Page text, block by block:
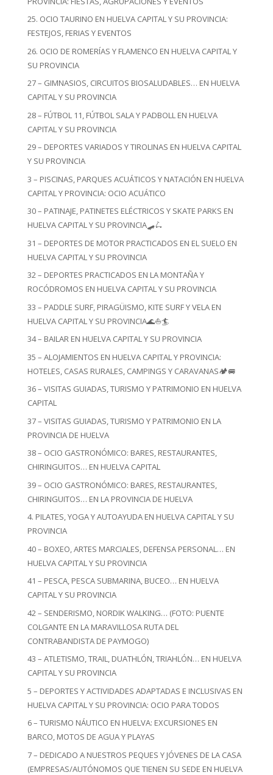
25. OCIO TAURINO EN HUELVA CAPITAL Y SU PROVINCIA:
FESTEJOS, FERIAS Y EVENTOS
26. OCIO DE ROMERÍAS Y FLAMENCO EN HUELVA CAPITAL Y
SU PROVINCIA
27 – GIMNASIOS, CIRCUITOS BIOSALUDABLES… EN HUELVA
CAPITAL Y SU PROVINCIA
28 – FÚTBOL 11, FÚTBOL SALA Y PADBOLL EN HUELVA
CAPITAL Y SU PROVINCIA
29 – DEPORTES VARIADOS Y TIROLINAS EN HUELVA CAPITAL
Y SU PROVINCIA
3 – PISCINAS, PARQUES ACUÁTICOS Y NATACIÓN EN HUELVA
CAPITAL Y PROVINCIA: OCIO ACUÁTICO
30 – PATINAJE, PATINETES ELÉCTRICOS Y SKATE PARKS EN
HUELVA CAPITAL Y SU PROVINCIA🛹🛴
31 – DEPORTES DE MOTOR PRACTICADOS EN EL SUELO EN
HUELVA CAPITAL Y SU PROVINCIA
32 – DEPORTES PRACTICADOS EN LA MONTAÑA Y
ROCÓDROMOS EN HUELVA CAPITAL Y SU PROVINCIA
33 – PADDLE SURF, PIRAGÜISMO, KITE SURF Y VELA EN
HUELVA CAPITAL Y SU PROVINCIA🌊⛵🏄
34 – BAILAR EN HUELVA CAPITAL Y SU PROVINCIA
35 – ALOJAMIENTOS EN HUELVA CAPITAL Y PROVINCIA:
HOTELES, CASAS RURALES, CAMPINGS Y CARAVANAS🏕️🚐
36 – VISITAS GUIADAS, TURISMO Y PATRIMONIO EN HUELVA
CAPITAL
37 – VISITAS GUIADAS, TURISMO Y PATRIMONIO EN LA
PROVINCIA DE HUELVA
38 – OCIO GASTRONÓMICO: BARES, RESTAURANTES,
CHIRINGUITOS… EN HUELVA CAPITAL
39 – OCIO GASTRONÓMICO: BARES, RESTAURANTES,
CHIRINGUITOS… EN LA PROVINCIA DE HUELVA
4. PILATES, YOGA Y AUTOAYUDA EN HUELVA CAPITAL Y SU
PROVINCIA
40 – BOXEO, ARTES MARCIALES, DEFENSA PERSONAL… EN
HUELVA CAPITAL Y SU PROVINCIA
41 – PESCA, PESCA SUBMARINA, BUCEO… EN HUELVA
CAPITAL Y SU PROVINCIA
42 – SENDERISMO, NORDIK WALKING… (FOTO: PUENTE
COLGANTE EN LA MARAVILLOSA RUTA DEL
CONTRABANDISTA DE PAYMOGO)
43 – ATLETISMO, TRAIL, DUATHLÓN, TRIAHLÓN… EN HUELVA
CAPITAL Y SU PROVINCIA
5 – DEPORTES Y ACTIVIDADES ADAPTADAS E INCLUSIVAS EN
HUELVA CAPITAL Y SU PROVINCIA: OCIO PARA TODOS
6 – TURISMO NÁUTICO EN HUELVA: EXCURSIONES EN
BARCO, MOTOS DE AGUA Y PLAYAS
7 – DEDICADO A NUESTROS PEQUES Y JÓVENES DE LA CASA
(EMPRESAS/AUTÓNOMOS QUE TIENEN SU SEDE EN HUELVA